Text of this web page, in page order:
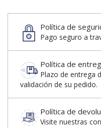
Política de
Pago seguro a
Política de
Plazo de entrega
validación de su pedido.
Política de
Visite nuestras